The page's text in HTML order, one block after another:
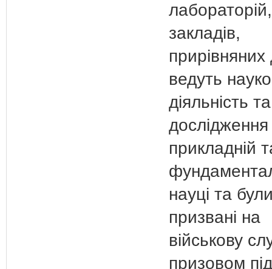
лабораторій,
закладів,
ведуть
діяльність та
прикладній
науці та
призвані на
військову
призовом